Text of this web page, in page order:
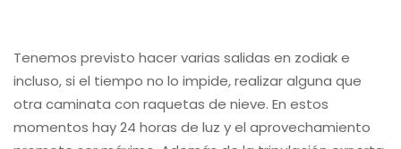
tienda de viajes más grande del mundo, con una
prospección aSanto Tomé y Príncipey el
lanzamiento de mi primer viaje de autor, la
Expedición Kamchatka. Pues bien, mi intención